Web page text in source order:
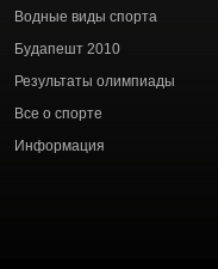
Водные виды спорта
Будапешт 2010
Результаты олимпиады
Все о спорте
Информация